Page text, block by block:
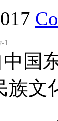
1
国
族文